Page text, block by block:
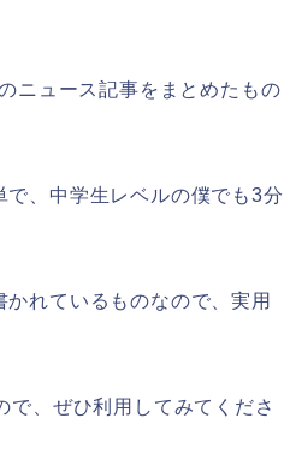
ニュース記事をまとめたもの
、中学生レベルの僕でも3分
れているものなので、実用
、ぜひ利用してみてくださ